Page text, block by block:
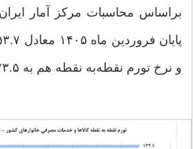
براساس محاسبات مرکز آمار ایران
و نرخ تورم نقطه‌به نقطه‌ هم به ۷۳.۵ درصد رسید.